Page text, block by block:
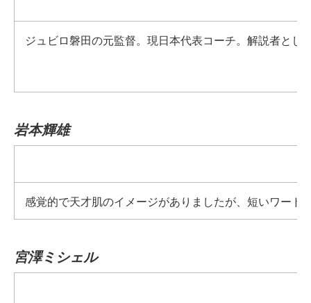
ジュビロ磐田の元監督。現日本代表コーチ。解説者と
岩本輝雄
感覚的で天才肌のイメージがありましたが、短いワー
宮澤ミシェル